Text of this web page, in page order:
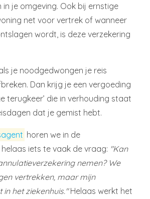
in je omgeving. Ook bij ernstige
net voor vertrek of wanneer
wordt, is deze verzekering
je noodgedwongen je reis
Dan krijg je een vergoeding
terugkeer’ die in verhouding staat
dat je gemist hebt.
horen we in de
iets te vaak de vraag: "Kan
nemen? We
vertrekken, maar mijn
het ziekenhuis."Helaas werkt het